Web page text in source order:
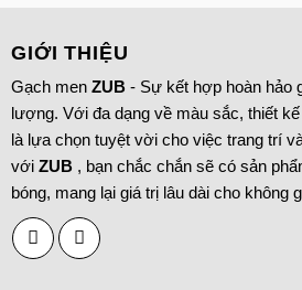
GIỚI THIỆU
Gạch men ZUB- Sự kết hợp hoàn hảo
lượng. Với đa dạng về màu sắc, thiết
là lựa chọn tuyệt vời cho việc trang trí
với ZUB, bạn chắc chắn sẽ có sản
bóng, mang lại giá trị lâu dài cho không